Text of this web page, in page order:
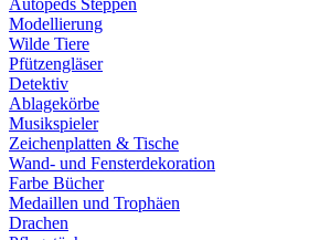
Autopeds Steppen
Modellierung
Wilde Tiere
Pfützengläser
Detektiv
Ablagekörbe
Musikspieler
Zeichenplatten & Tische
Wand- und Fensterdekoration
Farbe Bücher
Medaillen und Trophäen
Drachen